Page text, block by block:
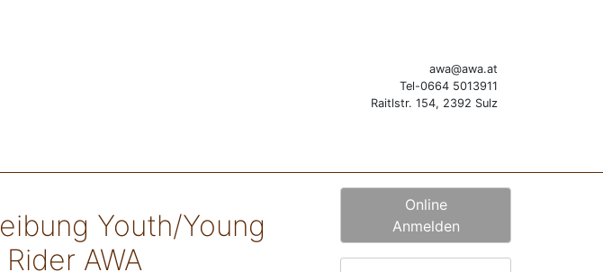
awa@awa.at
Tel-0664 5013911
Raitlstr. 154, 2392 Sulz
Youth/Young
AWA
Online
Anmelden